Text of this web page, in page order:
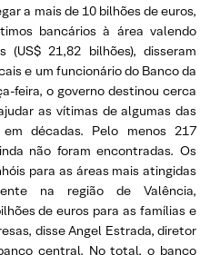
a mais de 10 bilhões de euros,
bancários à área valendo
21,82 bilhões), disseram
e um funcionário do Banco da
feira, o governo destinou cerca
as vítimas de algumas das
décadas. Pelo menos 217
não foram encontradas. Os
para as áreas mais atingidas
na região de Valência,
de euros para as famílias e
disse Angel Estrada, diretor
central. No total, o banco